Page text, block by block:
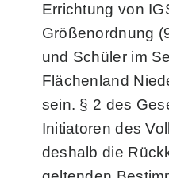
Errichtung von
Größenordnung
und Schüler im
Flächenland
sein. § 2 des
Initiatoren des
deshalb die